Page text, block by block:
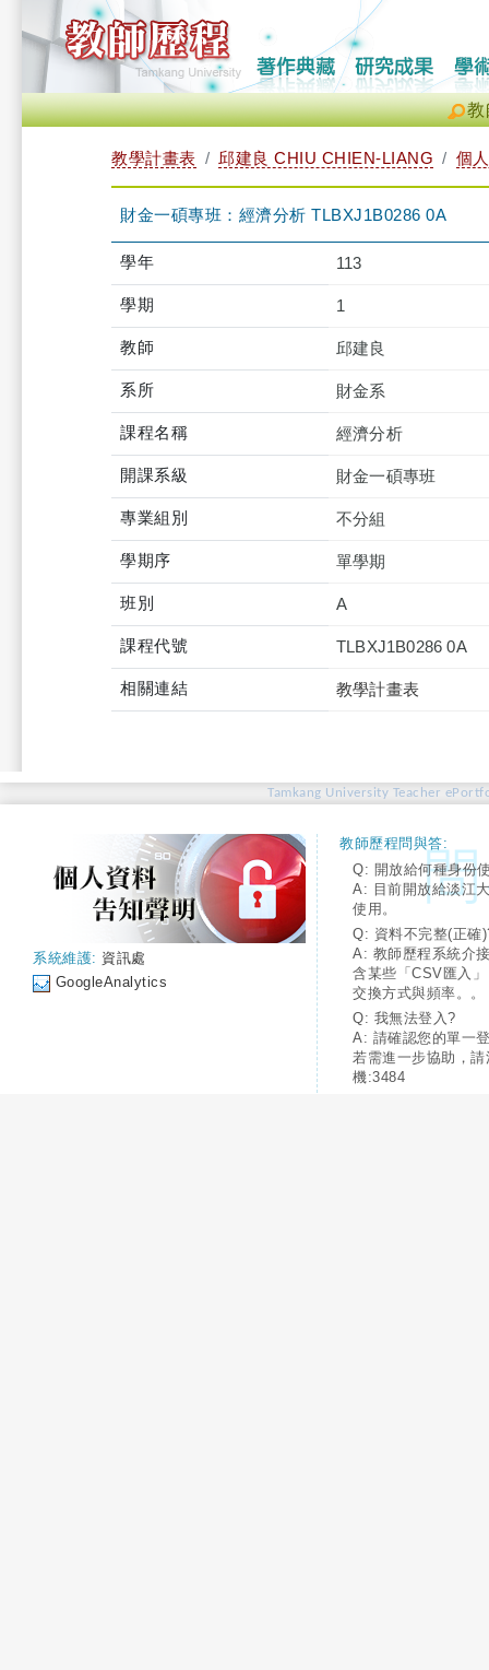
教
教學計畫表 邱建良 CHIU CHIEN-LIANG 個
財金一碩專班：經濟分析 TLBXJ1B0286 0A
學年 113
學期 1
教師 邱建良
系所 財金系
課程名稱 經濟分析
開課系級 財金一碩專班
專業組別 不分組
學期序 單學期
班別 A
課程代號 TLBXJ1B0286 0A
相關連結 教學計畫表
Tamkang University Teacher
系統維護: 資訊處
GoogleAnalytics
教師歷程問與答:
Q: 開放給何種身份
A: 目前開放給淡江
使用。
Q: 資料不完整(正確
A: 教師歷程系統介
含某些「CSV匯入
交換方式與頻率。。
Q: 我無法登入?
A: 請確認您的單一
若需進一步協助，
機:3484